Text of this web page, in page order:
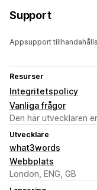
Support
Appsupport
Resurser
Integritetspolicy
Vanliga frågor
Den här utvecklaren
Utvecklare
what3words
Webbplats
London, ENG, GB